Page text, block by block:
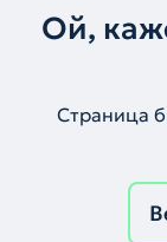
Ой,
Страница